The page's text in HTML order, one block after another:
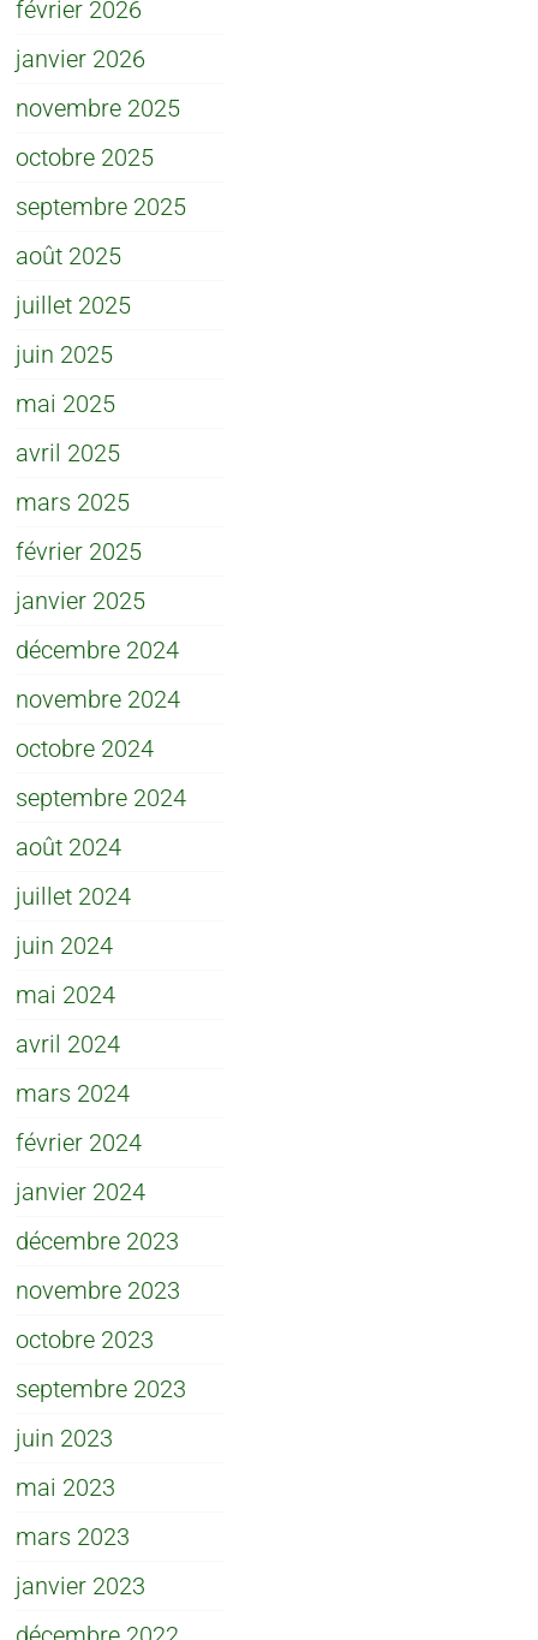
février 2026
janvier 2026
novembre 2025
octobre 2025
septembre 2025
août 2025
juillet 2025
juin 2025
mai 2025
avril 2025
mars 2025
février 2025
janvier 2025
décembre 2024
novembre 2024
octobre 2024
septembre 2024
août 2024
juillet 2024
juin 2024
mai 2024
avril 2024
mars 2024
février 2024
janvier 2024
décembre 2023
novembre 2023
octobre 2023
septembre 2023
juin 2023
mai 2023
mars 2023
janvier 2023